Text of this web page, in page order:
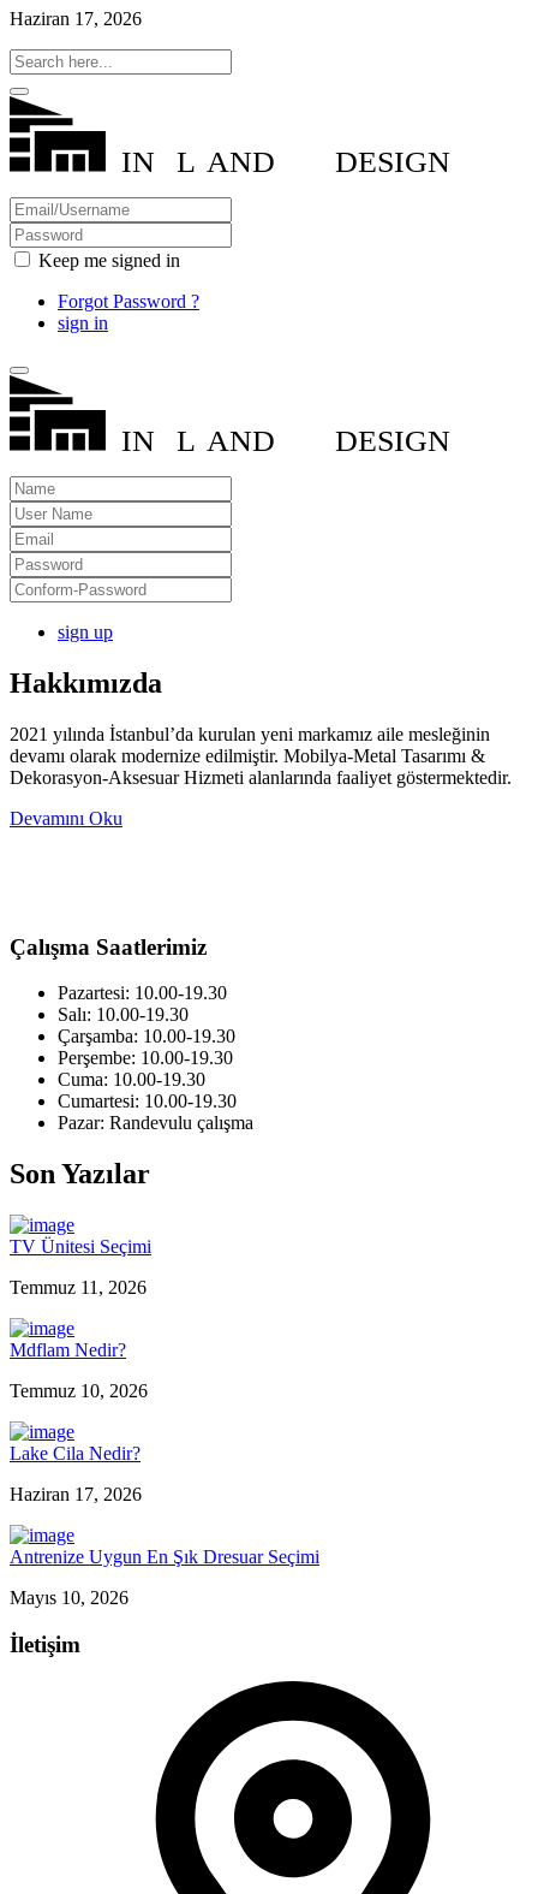
Haziran 17, 2026
IN L AND DESIGN
Keep me signed in
Forgot Password ?
sign in
IN L AND DESIGN
sign up
Hakkımızda
2021 yılında İstanbul’da kurulan yeni markamız aile mesleğinin
devamı olarak modernize edilmiştir. Mobilya-Metal Tasarımı &
Dekorasyon-Aksesuar Hizmeti alanlarında faaliyet göstermektedir.
Devamını Oku
Çalışma Saatlerimiz
Pazartesi: 10.00-19.30
Salı: 10.00-19.30
Çarşamba: 10.00-19.30
Perşembe: 10.00-19.30
Cuma: 10.00-19.30
Cumartesi: 10.00-19.30
Pazar: Randevulu çalışma
Son Yazılar
TV Ünitesi Seçimi
Temmuz 11, 2026
Mdflam Nedir?
Temmuz 10, 2026
Lake Cila Nedir?
Haziran 17, 2026
Antrenize Uygun En Şık Dresuar Seçimi
Mayıs 10, 2026
İletişim